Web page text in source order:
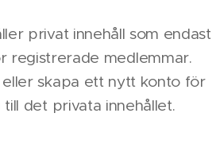
privat innehåll som endast
registrerade medlemmar.
eller skapa ett nytt konto för
det privata innehållet.